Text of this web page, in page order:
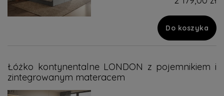
Do koszyka
Łóżko kontynentalne LONDON z pojemnikiem i
zintegrowanym materacem